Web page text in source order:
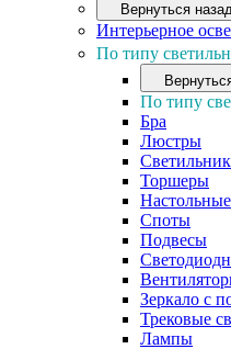
Вернуться
Интерьерное
По типу
По типу
Бра
Люстры
Торшеры
Споты
Подвесы
Зеркало с
Трековые
Лампы